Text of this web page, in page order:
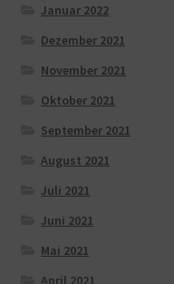
Januar 2022
Dezember 2021
November 2021
Oktober 2021
September 2021
August 2021
Juli 2021
Juni 2021
Mai 2021
April 2021